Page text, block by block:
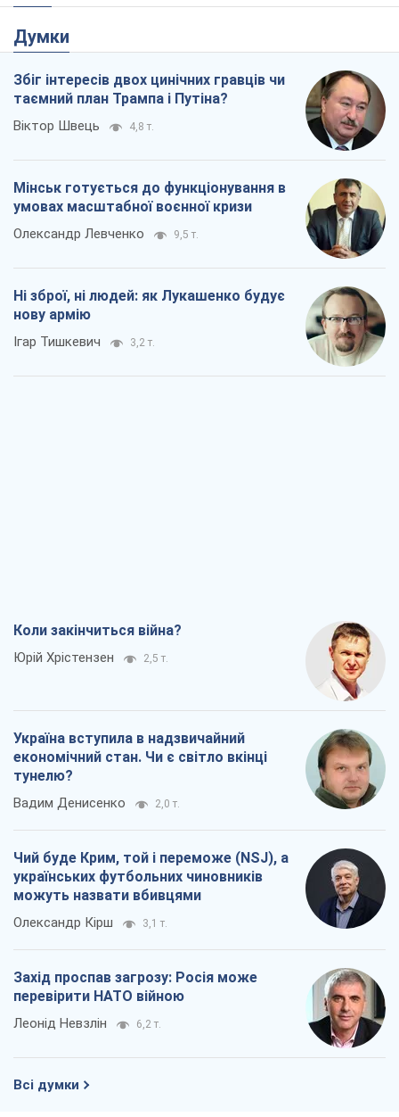
Думки
Збіг інтересів двох цинічних гравців чи
таємний план Трампа і Путіна?
Віктор Швець 4,8 т.
Мінськ готується до функціонування в
умовах масштабної воєнної кризи
Олександр Левченко 9,5 т.
Ні зброї, ні людей: як Лукашенко будує
нову армію
Ігар Тишкевич 3,2 т.
Коли закінчиться війна?
Юрій Хрістензен 2,5 т.
Україна вступила в надзвичайний
економічний стан. Чи є світло вкінці
тунелю?
Вадим Денисенко 2,0 т.
Чий буде Крим, той і переможе (NSJ), а
українських футбольних чиновників
можуть назвати вбивцями
Олександр Кірш 3,1 т.
Захід проспав загрозу: Росія може
перевірити НАТО війною
Леонід Невзлін 6,2 т.
Всі думки